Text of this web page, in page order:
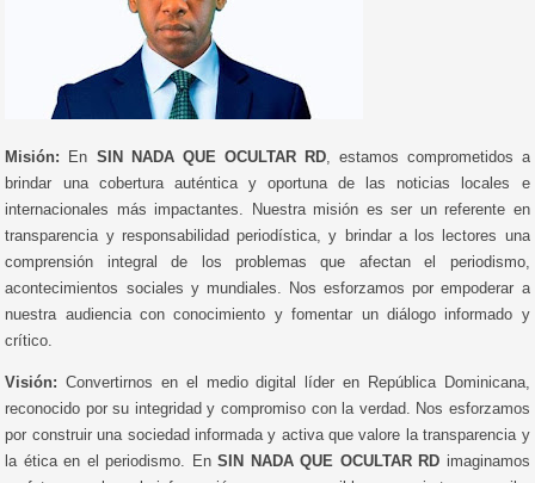
Misión: En SIN NADA QUE OCULTAR RD, estamos comprometidos a
brindar una cobertura auténtica y oportuna de las noticias locales e
internacionales más impactantes. Nuestra misión es ser un referente en
transparencia y responsabilidad periodística, y brindar a los lectores una
comprensión integral de los problemas que afectan el periodismo,
acontecimientos sociales y mundiales. Nos esforzamos por empoderar a
nuestra audiencia con conocimiento y fomentar un diálogo informado y
crítico.
Visión: Convertirnos en el medio digital líder en República Dominicana,
reconocido por su integridad y compromiso con la verdad. Nos esforzamos
por construir una sociedad informada y activa que valore la transparencia y
la ética en el periodismo. EnSIN NADA QUE OCULTAR RD imaginamos